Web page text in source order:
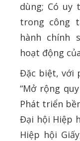
dùng; Có
trong công
hành chính
hoạt động
Đặc biệt, với
“Mở rộng
Phát triển
Đại hội Hiệp
Hiệp hội